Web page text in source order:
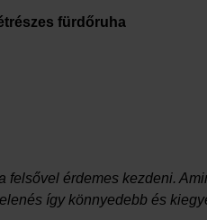
fürdőruha
felsővel érdemes kezdeni.
így könnyedebb és